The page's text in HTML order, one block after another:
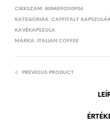
CIKKSZÁM: 8054890310956
KATEGÓRIÁK: CAFFITALY
KÁVÉKAPSZULA
MÁRKA: ITALIAN COFFEE
PREVIOUS PRODUCT